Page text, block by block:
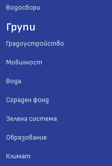
Водосбори
Групи
Градоустройство
Мобилност
Вода
Сграден фонд
Зелена система
Образование
Климат